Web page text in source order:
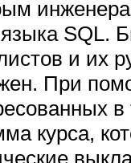
SQL.
и их
При
курса,